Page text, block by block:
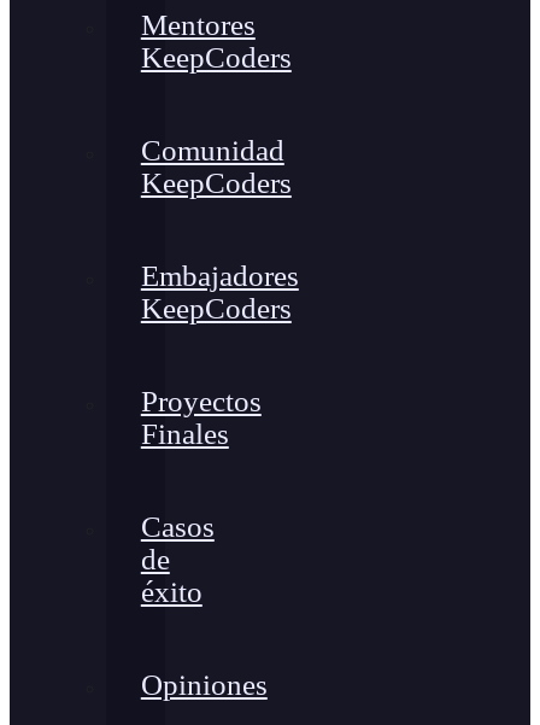
Mentores
KeepCoders
Comunidad
KeepCoders
Embajadores
KeepCoders
Proyectos
Finales
Casos
de
éxito
Opiniones